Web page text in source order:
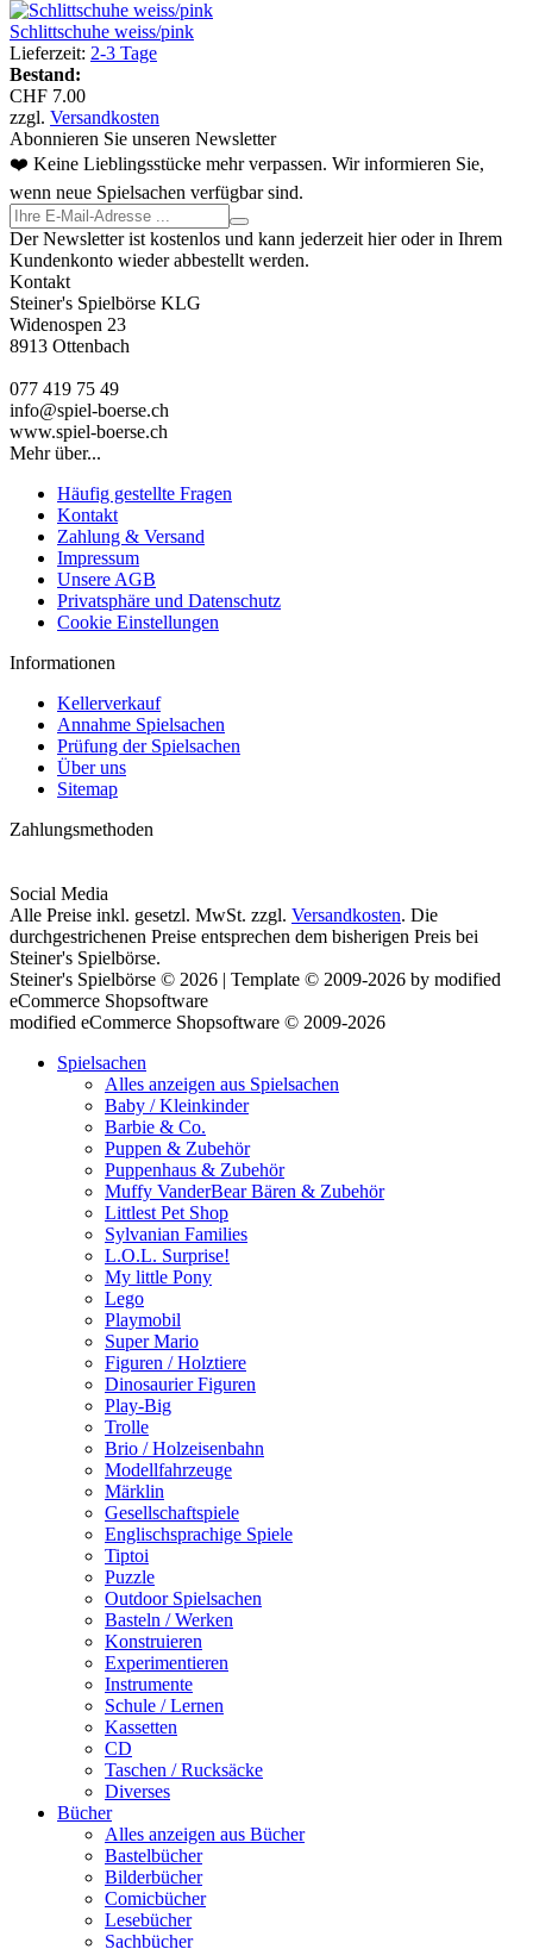
Schlittschuhe weiss/pink
Lieferzeit: 2-3 Tage
Bestand:
CHF 7.00
zzgl. Versandkosten
Abonnieren Sie unseren Newsletter
❤️ Keine Lieblingsstücke mehr verpassen. Wir informieren Sie,
wenn neue Spielsachen verfügbar sind.
Der Newsletter ist kostenlos und kann jederzeit hier oder in Ihrem
Kundenkonto wieder abbestellt werden.
Kontakt
Steiner's Spielbörse KLG
Widenospen 23
8913 Ottenbach
077 419 75 49
info@spiel-boerse.ch
www.spiel-boerse.ch
Mehr über...
Häufig gestellte Fragen
Kontakt
Zahlung & Versand
Impressum
Unsere AGB
Privatsphäre und Datenschutz
Cookie Einstellungen
Informationen
Kellerverkauf
Annahme Spielsachen
Prüfung der Spielsachen
Über uns
Sitemap
Zahlungsmethoden
Social Media
Alle Preise inkl. gesetzl. MwSt. zzgl. Versandkosten. Die
durchgestrichenen Preise entsprechen dem bisherigen Preis bei
Steiner's Spielbörse.
Steiner's Spielbörse © 2026 | Template © 2009-2026 by modified
eCommerce Shopsoftware
modified eCommerce Shopsoftware © 2009-2026
Spielsachen
Alles anzeigen aus Spielsachen
Baby / Kleinkinder
Barbie & Co.
Puppen & Zubehör
Puppenhaus & Zubehör
Muffy VanderBear Bären & Zubehör
Littlest Pet Shop
Sylvanian Families
L.O.L. Surprise!
My little Pony
Lego
Playmobil
Super Mario
Figuren / Holztiere
Dinosaurier Figuren
Play-Big
Trolle
Brio / Holzeisenbahn
Modellfahrzeuge
Märklin
Gesellschaftspiele
Englischsprachige Spiele
Tiptoi
Puzzle
Outdoor Spielsachen
Basteln / Werken
Konstruieren
Experimentieren
Instrumente
Schule / Lernen
Kassetten
CD
Taschen / Rucksäcke
Diverses
Bücher
Alles anzeigen aus Bücher
Bastelbücher
Bilderbücher
Comicbücher
Lesebücher
Sachbücher